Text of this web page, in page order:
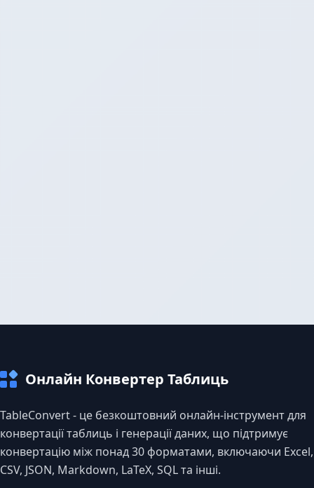
Онлайн Конвертер Таблиць
TableConvert - це безкоштовний онлайн-інструмент для
конвертації таблиць і генерації даних, що підтримує
конвертацію між понад 30 форматами, включаючи Excel,
CSV, JSON, Markdown, LaTeX, SQL та інші.